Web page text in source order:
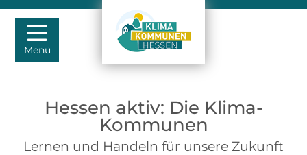
Menü
Hessen aktiv: Die Klima-
Kommunen
Lernen und Handeln für unsere Zukunft